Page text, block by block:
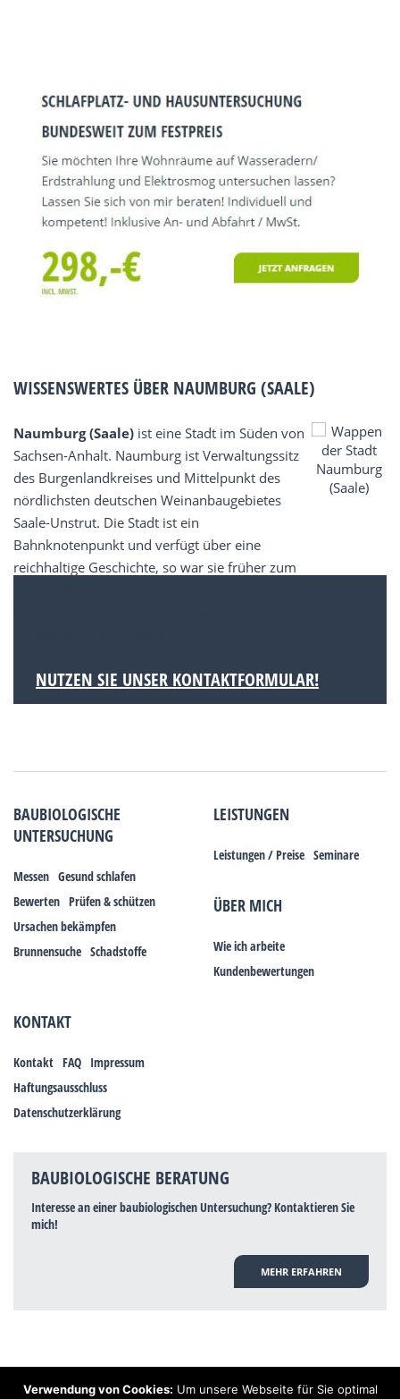
WISSENSWERTES ÜBER NAUMBURG (SAALE)
Naumburg (Saale) ist eine Stadt im Süden von
Sachsen-Anhalt. Naumburg ist Verwaltungssitz
des Burgenlandkreises und Mittelpunkt des
nördlichsten deutschen Weinanbaugebietes
Saale-Unstrut. Die Stadt ist ein
Bahnknotenpunkt und verfügt über eine
reichhaltige Geschichte, so war sie früher zum
NUTZEN SIE UNSER KONTAKTFORMULAR!
BAUBIOLOGISCHE
UNTERSUCHUNG
Messen Gesund schlafen
Bewerten Prüfen & schützen
Ursachen bekämpfen
Brunnensuche Schadstoffe
LEISTUNGEN
Leistungen / Preise Seminare
ÜBER MICH
Wie ich arbeite
Kundenbewertungen
KONTAKT
Kontakt FAQ Impressum
Haftungsausschluss
Datenschutzerklärung
BAUBIOLOGISCHE BERATUNG
Interesse an einer baubiologischen Untersuchung? Kontaktieren Sie
mich!
MEHR ERFAHREN
Verwendung von Cookies: Um unsere Webseite für Sie optimal